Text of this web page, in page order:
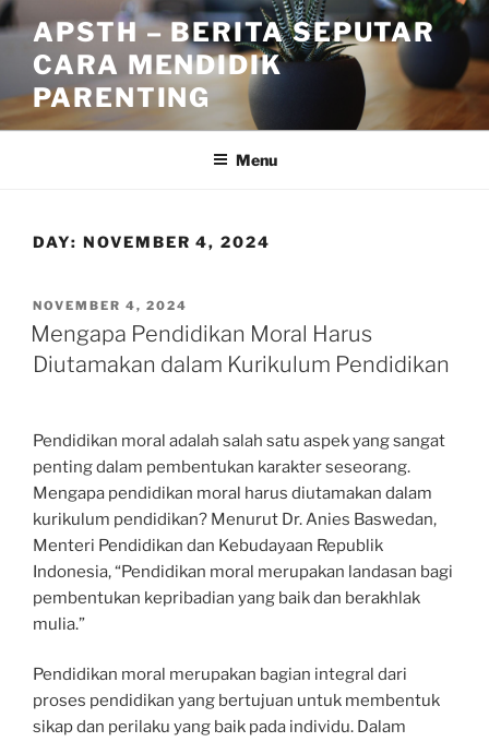
Skip
to
content
APSTH – BERITA SEPUTAR
CARA MENDIDIK
PARENTING
Menu
DAY: NOVEMBER 4, 2024
POSTED
ON
NOVEMBER 4, 2024
Mengapa Pendidikan Moral Harus
Diutamakan dalam Kurikulum Pendidikan
Pendidikan moral adalah salah satu aspek yang sangat
penting dalam pembentukan karakter seseorang.
Mengapa pendidikan moral harus diutamakan dalam
kurikulum pendidikan? Menurut Dr. Anies Baswedan,
Menteri Pendidikan dan Kebudayaan Republik
Indonesia, “Pendidikan moral merupakan landasan bagi
pembentukan kepribadian yang baik dan berakhlak
mulia.”
Pendidikan moral merupakan bagian integral dari
proses pendidikan yang bertujuan untuk membentuk
sikap dan perilaku yang baik pada individu. Dalam